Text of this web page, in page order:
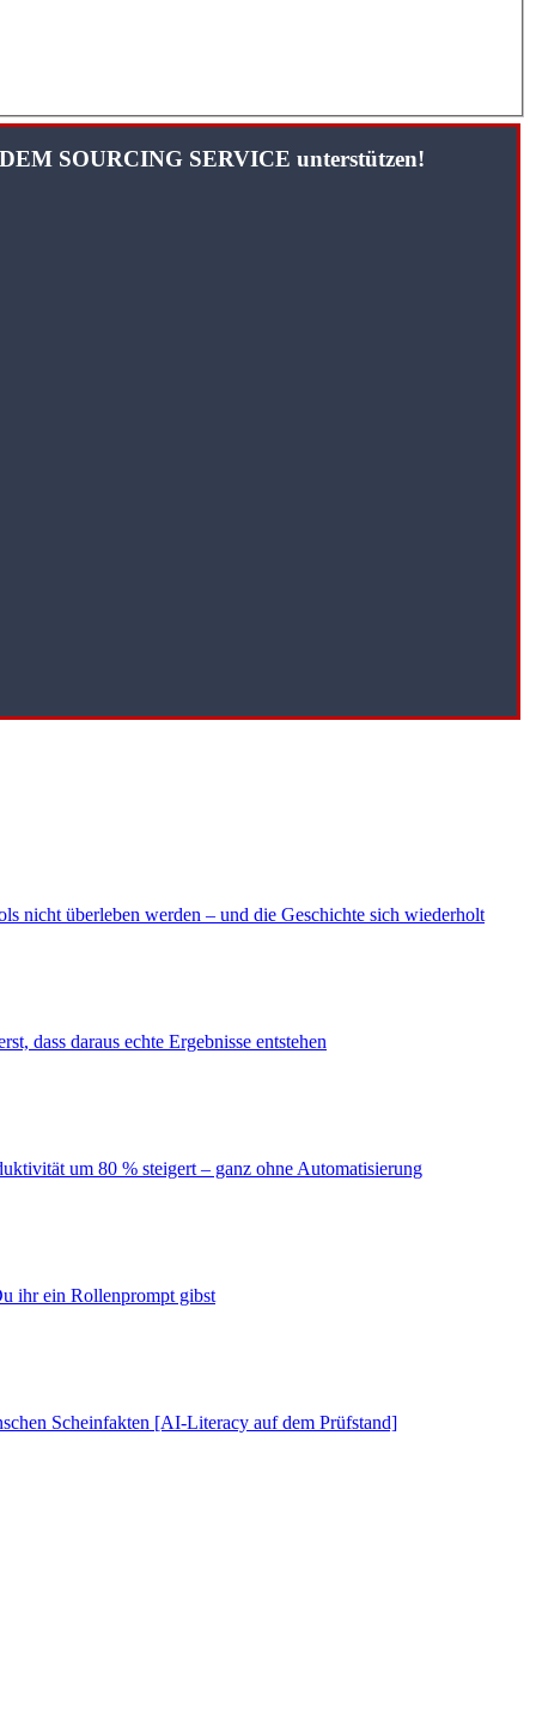
SOURCING SERVICE unterstützen!
nicht überleben werden – und die Geschichte sich wiederholt
dass daraus echte Ergebnisse entstehen
um 80 % steigert – ganz ohne Automatisierung
ihr ein Rollenprompt gibst
Scheinfakten [AI-Literacy auf dem Prüfstand]